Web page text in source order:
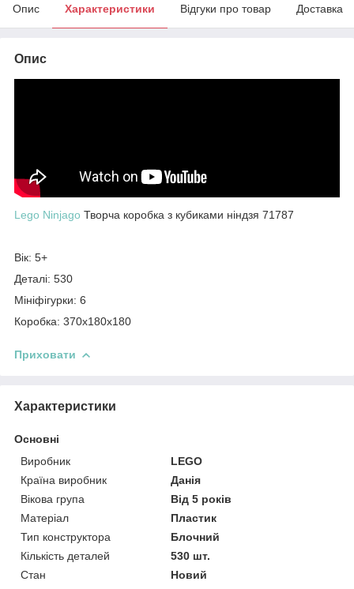
Опис Характеристики Відгуки про товар Доставка
Опис
Lego Ninjago Творча коробка з кубиками ніндзя 71787
Вік: 5+
Деталі: 530
Мініфігурки: 6
Коробка: 370х180х180
Приховати
Характеристики
Основні
Виробник
LEGO
Країна виробник
Данія
Вікова група
Від 5 років
Матеріал
Пластик
Тип конструктора
Блочний
Кількість деталей
530 шт.
Стан
Новий